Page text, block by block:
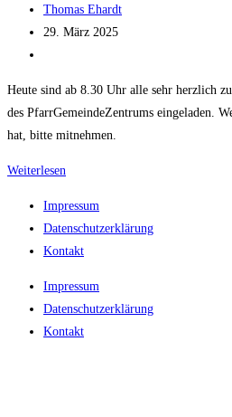
Beitrags-
Autor:
Thomas Ehardt
Beitrag
29. März 2025
Heute sind ab 8.30 Uhr alle sehr herzlich
des PfarrGemeindeZentrums eingeladen.
hat, bitte mitnehmen.
Weiterlesen
Impressum
Datenschutzerklärung
Kontakt
Impressum
Datenschutzerklärung
Kontakt